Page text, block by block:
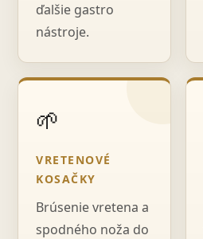
ďalšie gastro
nástroje.
🌱
VRETENOVÉ
KOSAČKY
Brúsenie vretena a
spodného noža do